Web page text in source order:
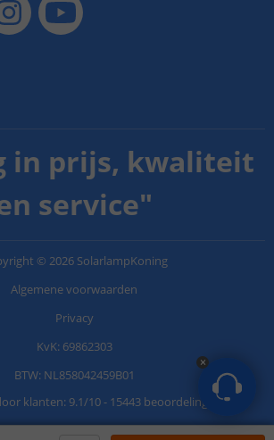
in prijs, kwaliteit
service"
© 2026 SolarlampKoning
Algemene voorwaarden
Privacy
KvK: 69862303
BTW: NL858042459B01
klanten: 9.1/10- 15443 beoordelingen